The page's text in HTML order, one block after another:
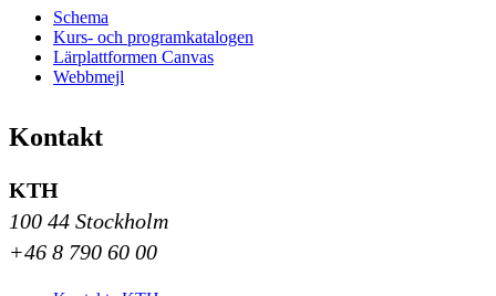
Schema
Kurs- och programkatalogen
Lärplattformen Canvas
Webbmejl
Kontakt
KTH
100 44 Stockholm
+46 8 790 60 00